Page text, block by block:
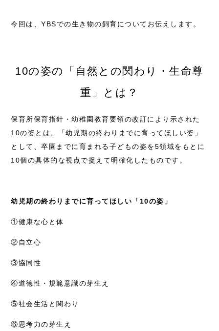
今回は、YBSでの生き物の飼育についてお伝えします。
10の姿の「自然との関わり・生命尊
重」とは？
保育所保育指針・幼稚園教育要領の改訂により示された
10の姿とは、「幼児期の終わりまでに育ってほしい姿」
として、卒園までに育まれる子どもの姿を5領域をもとに
10個の具体的な視点で捉えて明確化したものです。
幼児期の終わりまでに育ってほしい「10の姿」
①健康な心と体
②自立心
③協同性
④道徳性・規範意識の芽生え
⑤社会生活と関わり
⑥思考力の芽生え